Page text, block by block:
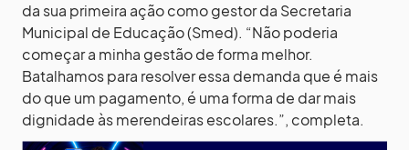
da sua primeira ação como gestor da Secretaria
Municipal de Educação (Smed). “Não poderia
começar a minha gestão de forma melhor.
Batalhamos para resolver essa demanda que é mais
do que um pagamento, é uma forma de dar mais
dignidade às merendeiras escolares.”, completa.